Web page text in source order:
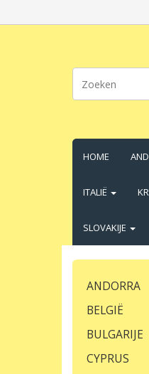
HOME
ITALIË
SLOVAKIJE
ANDORRA
BELGIË
BULGARIJE
CYPRUS